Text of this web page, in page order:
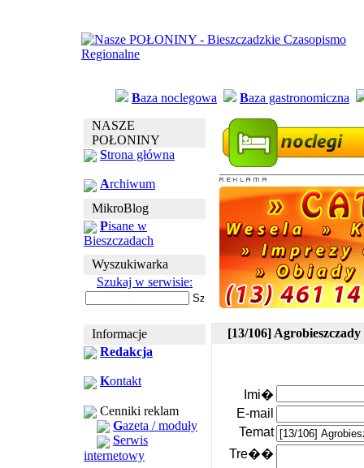
Baza noclegowa Baza gastronomiczna
NASZE
POŁONINY
Strona główna
Archiwum
MikroBlog
Pisane w
Bieszczadach
Wyszukiwarka
Szukaj w serwisie:
Informacje
Redakcja
Kontakt
Cenniki reklam
Gazeta / moduły
Serwis
internetowy
[13/106]
Imi�
E-mail
Temat
Tre��